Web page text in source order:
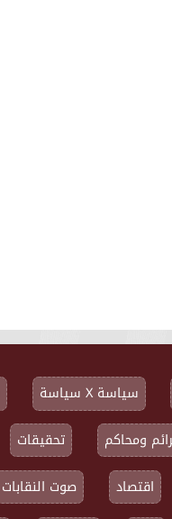
سياسة X سياسة
ومحاكم تحقيقات
اقتصاد صوت النقابات